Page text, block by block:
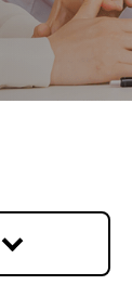
SDGs